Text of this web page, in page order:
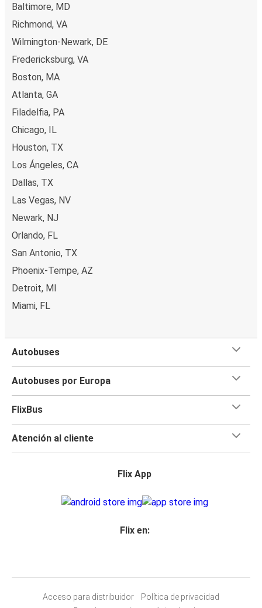
Baltimore, MD
Richmond, VA
Wilmington-Newark, DE
Fredericksburg, VA
Boston, MA
Atlanta, GA
Filadelfia, PA
Chicago, IL
Houston, TX
Los Ángeles, CA
Dallas, TX
Las Vegas, NV
Newark, NJ
Orlando, FL
San Antonio, TX
Phoenix-Tempe, AZ
Detroit, MI
Miami, FL
Autobuses
Autobuses por Europa
FlixBus
Atención al cliente
Flix App
Flix en:
Acceso para distribuidor
Política de privacidad